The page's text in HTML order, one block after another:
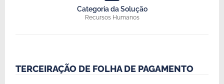
TERCEIRAÇÃO DE FOLHA DE PAGAMENTO
Categoria da Solução
Recursos Humanos